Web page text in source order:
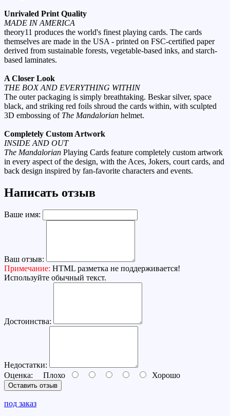
Unrivaled Print Quality
MADE IN AMERICA
theory11 produces the world's finest playing cards. The cards
themselves are made in the USA - printed on FSC-certified paper
derived from sustainable forests, vegetable-based inks, and starch-
based laminates.
A Closer Look
THE BOX AND EVERYTHING WITHIN
The outer packaging is simply breathtaking. Beskar silver, space
black, and striking red foils shroud the cards within, with sculpted
3D embossing of The Mandalorian helmet.
Completely Custom Artwork
INSIDE AND OUT
The Mandalorian Playing Cards feature completely custom artwork
in every aspect of the design, with the Aces, Jokers, court cards, and
back design inspired by fan-favorite characters and events.
Написать отзыв
Ваше имя:
Ваш отзыв:
Примечание: HTML разметка не поддерживается!
Используйте обычный текст.
Достоинства:
Недостатки:
Оценка: Плохо Хорошо
Оставить отзыв
под заказ